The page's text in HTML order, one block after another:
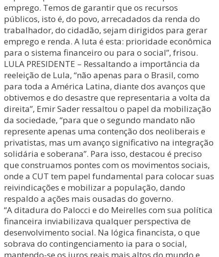
emprego. Temos de garantir que os recursos
públicos, isto é, do povo, arrecadados da renda do
trabalhador, do cidadão, sejam dirigidos para gerar
emprego e renda. A luta é esta: prioridade econômica
para o sistema financeiro ou para o social”, frisou.
LULA PRESIDENTE – Ressaltando a importância da
reeleição de Lula, “não apenas para o Brasil, como
para toda a América Latina, diante dos avanços que
obtivemos e do desastre que representaria a volta da
direita”, Emir Sader ressaltou o papel da mobilização
da sociedade, “para que o segundo mandato não
represente apenas uma contenção dos neoliberais e
privatistas, mas um avanço significativo na integração
solidária e soberana”. Para isso, destacou é preciso
que construamos pontes com os movimentos sociais,
onde a CUT tem papel fundamental para colocar suas
reivindicações e mobilizar a população, dando
respaldo a ações mais ousadas do governo.
“A ditadura do Palocci e do Meirelles com sua política
financeira inviabilizava qualquer perspectiva de
desenvolvimento social. Na lógica financista, o que
sobrava do contingenciamento ia para o social,